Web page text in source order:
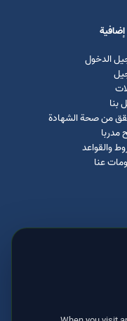
الدخول
بنا
من صحة الشهادة
مدربا
والقواعد
عنا